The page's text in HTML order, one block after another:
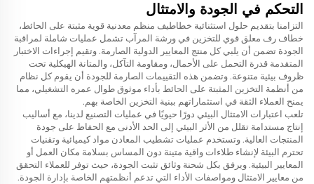
التحكم في الجودة والامتثال
التزامنا بتقديم حلول استثنائية خطاطيف منظم معدنية قوية مثبتة على الحائط،
خطاف رف معلق قوي للتخزين في ورشة المرآب تشمل عمليات شاملة لمراقبة
الجودة تضمن أن يلبي كل منتج المعايير الدولية الصارمة. وتقيم إجراءات الاختبار
المتقدمة قدرة التحمل على الأحمال، ومقاومة التآكل، والمتانة الهيكلية تحت
ظروف بيئية متنوعة. وتضمن هذه التقييمات الصارمة للجودة أن يقوم كل نظام
من أنظمة التخزين المثبتة على الحائط بأداء موثوق طوال عمره التشغيلي، مما
يمنح العملاء الثقة في استثماراتهم ببنية التخزين الخاصة بهم.
تلعب اعتبارات الامتثال البيئي دورًا حيويًا في عمليات التصنيع لدينا، مع أساليب
إنتاج مستدامة تقلل من الأثر البيئي إلى الحد الأدنى مع الحفاظ على جودة
المنتجات العالية. وتستخدم عمليات تشطيب المعادن مواد كيميائية وتقنيات
تحترم البيئة لإنشاء طلاءات واقية متينة دون المساس بسلامة مكان العمل أو
المعايير البيئية. ويرفق بكل شحنة وثائق تثبت الجودة، حيث توفر للعملاء التحقق
من معايير الامتثال ومواصفات الأداء التي تدعم أنظمتهم الخاصة بإدارة الجودة.